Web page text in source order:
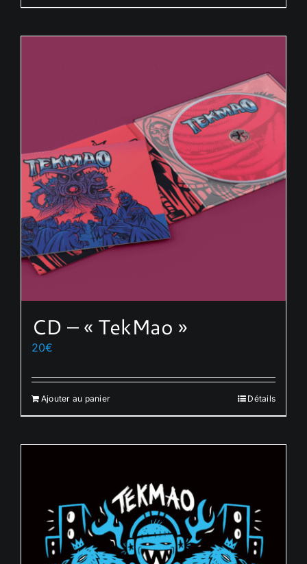
produit
peuvent
être
choisies
la
page
du
produit
CD – « TekMao »
20€
Ajouter au panier Détails